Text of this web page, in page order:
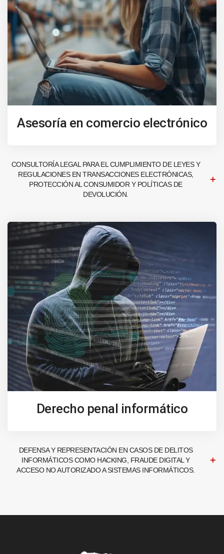
Asesoría en comercio electrónico
CONSULTORÍA LEGAL PARA EL CUMPLIMIENTO DE LEYES Y
REGULACIONES EN TRANSACCIONES ELECTRÓNICAS,
PROTECCIÓN AL CONSUMIDOR Y POLÍTICAS DE
DEVOLUCIÓN.
Derecho penal informático
DEFENSA Y REPRESENTACIÓN EN CASOS DE DELITOS
INFORMÁTICOS COMO HACKING, FRAUDE DIGITAL Y
ACCESO NO AUTORIZADO A SISTEMAS INFORMÁTICOS.